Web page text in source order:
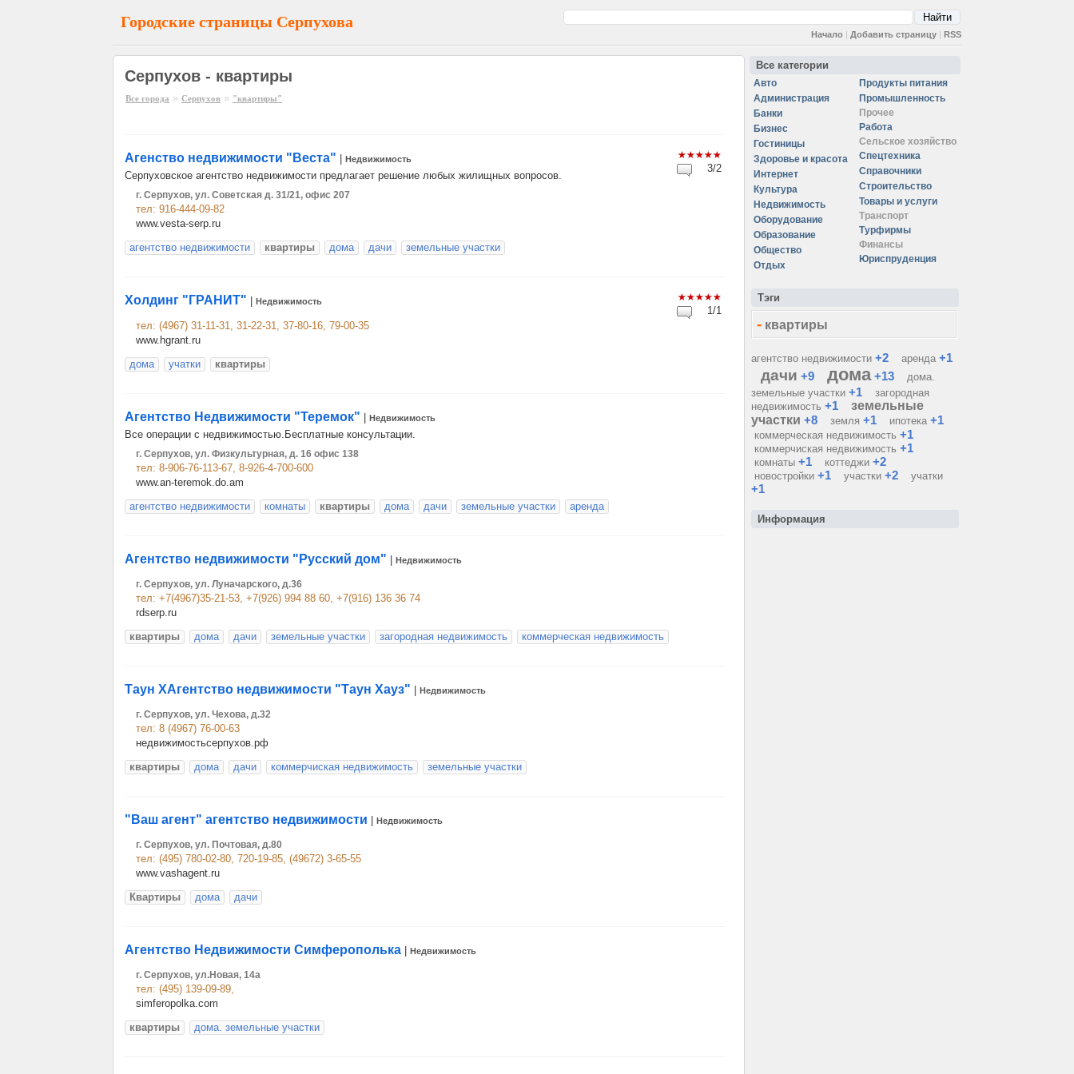
Городские страницы Серпухова
Начало | Добавить страницу | RSS
Серпухов - квартиры
Все города » Серпухов » "квартиры"
3/2
Агенство недвижимости "Веста" Недвижимость
Серпуховское агентство недвижимости предлагает решение любых жилищных вопросов.
г. Серпухов, ул. Советская д. 31/21, офис 207
тел: 916-444-09-82
www.vesta-serp.ru
агентство недвижимости
квартиры дома дачи земельные участки
1/1
Холдинг "ГРАНИТ" Недвижимость
тел: (4967) 31-11-31, 31-22-31, 37-80-16, 79-00-35
www.hgrant.ru
дома
учатки квартиры
Агентство Недвижимости "Теремок" Недвижимость
Все операции с недвижимостью.Бесплатные консультации.
г. Серпухов, ул. Физкультурная, д. 16 офис 138
тел: 8-906-76-113-67, 8-926-4-700-600
www.an-teremok.do.am
агентство недвижимости
комнаты квартиры дома дачи земельные участки аренда
Агентство недвижимости "Русский дом" Недвижимость
г. Серпухов, ул. Луначарского, д.36
тел: +7(4967)35-21-53, +7(926) 994 88 60, +7(916) 136 36 74
rdserp.ru
квартиры
дома дачи земельные участки загородная недвижимость коммерческая недвижимость
Таун ХАгентство недвижимости "Таун Хауз" Недвижимость
г. Серпухов, ул. Чехова, д.32
тел: 8 (4967) 76-00-63
недвижимостьсерпухов.рф
квартиры
дома дачи коммерчиская недвижимость земельные участки
"Ваш агент" агентство недвижимости Недвижимость
г. Серпухов, ул. Почтовая, д.80
тел: (495) 780-02-80, 720-19-85, (49672) 3-65-55
www.vashagent.ru
Квартиры
дома дачи
Агентство Недвижимости Симферополька Недвижимость
г. Серпухов, ул.Новая, 14а
тел: (495) 139-09-89,
simferopolka.com
квартиры
дома. земельные участки
Все категории
Авто
Администрация
Банки
Бизнес
Гостиницы
Здоровье и красота
Интернет
Культура
Недвижимость
Оборудование
Образование
Общество
Отдых
Продукты питания
Промышленность
Прочее
Работа
Сельское хозяйство
Спецтехника
Справочники
Строительство
Товары и услуги
Транспорт
Турфирмы
Финансы
Юриспруденция
Тэги
- квартиры
агентство недвижимости +2 аренда +1
дачи +9 дома +13
дома.
земельные участки +1
загородная
недвижимость +1
земельные
участки +8 земля +1 ипотека +1
коммерческая недвижимость +1
коммерчиская недвижимость +1
комнаты +1 коттеджи +2
новостройки +1 участки +2 учатки
+1
Информация